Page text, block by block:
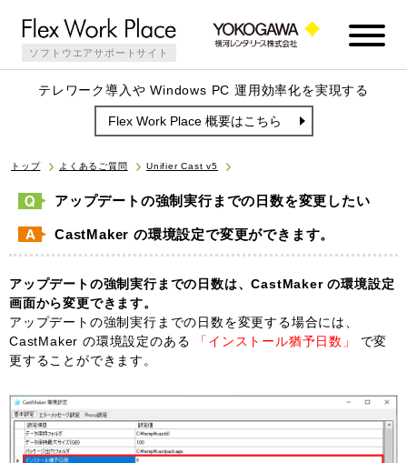
ソフトウエアサポートサイト
テレワーク導入や Windows PC 運用効率化を実現する
Flex Work Place 概要はこちら
トップ よくあるご質問 Unifier Cast v5
アップデートの強制実行までの日数を変更したい
CastMaker の環境設定で変更ができます。
アップデートの強制実行までの日数は、CastMaker の環境設定
画面から変更できます。
アップデートの強制実行までの日数を変更する場合には、
CastMaker の環境設定のある
「インストール猶予日数」
で変
更することができます。